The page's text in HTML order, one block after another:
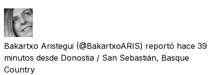
Bakartxo Aristegui (@BakartxoARIS) reportó hace 39
minutos desde Donostia / San Sebastián, Basque
Country